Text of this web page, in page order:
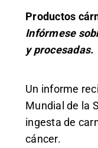
Productos
Infórmese
y procesadas.
Un informe
Mundial de la
ingesta de
cáncer.